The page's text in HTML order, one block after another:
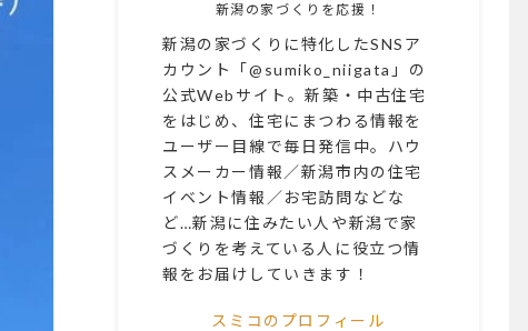
新潟の家づくりを応援！
新潟の家づくりに特化したSNSア
カウント「@sumiko_niigata」の
公式Webサイト。新築・中古住宅
をはじめ、住宅にまつわる情報を
ユーザー目線で毎日発信中。ハウ
スメーカー情報／新潟市内の住宅
イベント情報／お宅訪問などな
ど…新潟に住みたい人や新潟で家
づくりを考えている人に役立つ情
報をお届けしていきます！
スミコのプロフィール